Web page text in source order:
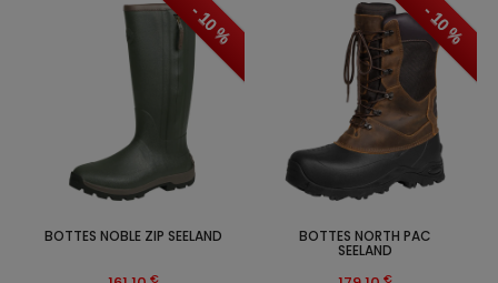
- 10 %
BOTTES NORTH PAC
SEELAND
€
- 10 %
BOTTES NOBLE ZIP SEELAND
€